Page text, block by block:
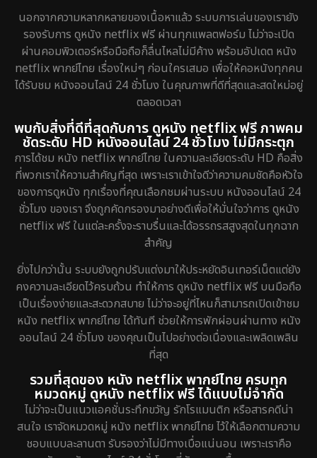
นอกจากความหลากหลายของเนื้อหาแล้ว ระบบการเล่นของเรายัง
รองรับการ ดูหนัง netflix ฟรี ผ่านทุกแพลตฟอร์ม ไม่ว่าจะเปิด
ผ่านคอมพิวเตอร์หรือมือถือก็ลื่นไหลไม่มีค้าง พร้อมอัปเดต หนัง
netflix พากย์ไทย เรื่องใหม่ๆ ก่อนใครเสมอ เพื่อให้คอหนังทุกคน
ได้รับชม หนังออนไลน์ 24 ชั่วโมง ในคุณภาพที่ดีที่สุดและสดใหม่อยู่
ตลอดเวลา
พบกับสิ่งที่ดีที่สุดกับการ ดูหนัง netflix ฟรี ภาพคม
ชัดระดับ HD หนังออนไลน์ 24 ชั่วโมง ไม่มีกระตุก
การได้ชม หนัง netflix พากย์ไทย ในความละเอียดระดับ HD คือสิ่ง
ที่พวกเราให้ความสำคัญที่สุด เพราะเราเข้าใจดีว่าความคมชัดคือหัวใจ
ของการดูหนัง ทุกเรื่องที่คุณเลือกชมผ่านระบบ หนังออนไลน์ 24
ชั่วโมง ของเรา จึงถูกคัดกรองมาอย่างดีเพื่อให้มั่นใจว่าการ ดูหนัง
netflix ฟรี ในแต่ละครั้งจะราบรื่นและได้อรรถรสสูงสุดในทุกฉาก
สำคัญ
ยิ่งไปกว่านั้น ระบบยังถูกปรับแต่งมาให้ประหยัดอินเทอร์เน็ตแต่ยัง
คงความละเอียดไว้ครบถ้วน ทำให้การ ดูหนัง netflix ฟรี บนมือถือ
เป็นเรื่องง่ายและสะดวกสบาย ไม่ว่าจะอยู่ที่ไหนก็สามารถเปิดเข้าชม
หนัง netflix พากย์ไทย ได้ทันที ช่วยให้การพักผ่อนผ่านทาง หนัง
ออนไลน์ 24 ชั่วโมง ของคุณเป็นไปอย่างต่อเนื่องและเพลิดเพลิน
ที่สุด
รวมที่สุดของ หนัง netflix พากย์ไทย ครบทุก
หมวดหมู่ ดูหนัง netflix ฟรี ได้แบบไม่จำกัด
ไม่ว่าจะเป็นแนวแอคชั่นระทึกขวัญ รักโรแมนติก หรือสารคดีน่า
สนใจ เราจัดหมวดหมู่ หนัง netflix พากย์ไทย ไว้ให้เลือกตามความ
ชอบแบบละลานตา รับรองว่าไม่มีทางเบื่อแน่นอน เพราะเราคือ